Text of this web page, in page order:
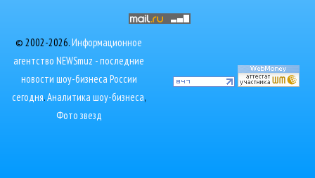
© 2002-2026.Информационное
агентство NEWSmuz - последние
новости шоу-бизнеса России
сегодня.Аналитика шоу-бизнеса,
Фото звезд